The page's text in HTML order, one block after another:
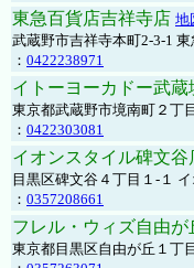
東急百貨店吉祥寺店 地
武蔵野市吉祥寺本町2-3-1
： 0422238971
イトーヨーカドー武蔵
東京都武蔵野市境南町２丁
： 0422303081
イオンスタイル碑文谷
目黒区碑文谷４丁目１-１
： 0357208661
フレル・ウィズ自由が
東京都目黒区自由が丘１丁